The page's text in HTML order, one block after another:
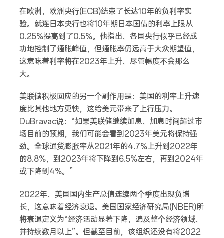
在欧洲，欧洲央行(ECB)结束了长达10年的负利率实
验。就连日本央行也将10年期日本国债的利率上限从
0.25%提高到了0.5%。他指出，各国央行似乎已经成
功地控制了通胀峰值，但通胀率仍远高于大众期望值，
这意味着利率将在2023年上升，尽管幅度不会那么
大。
美联储积极回应的另一个副作用是：美国的利率上升速
度比其他地方更快，这给美元带来了上行压力。
DuBravac说：“如果美联储继续加息，加息时间超过市
场目前的预期，我们可能会看到2023年美元将保持强
劲。全球通货膨胀率从2021年的4.7%上升到2022年
的8.8%，到2023年将下降到6.5%左右，再到2024年
或下降到4%。”
2022年，美国国内生产总值连续两个季度出现负增
长，这意味着经济衰退。美国国家经济研究局(NBER)所
将衰退定义为“经济活动显著下降，遍及整个经济领域，
并持续数月以上”。但截至目前，该组织还没有将2022